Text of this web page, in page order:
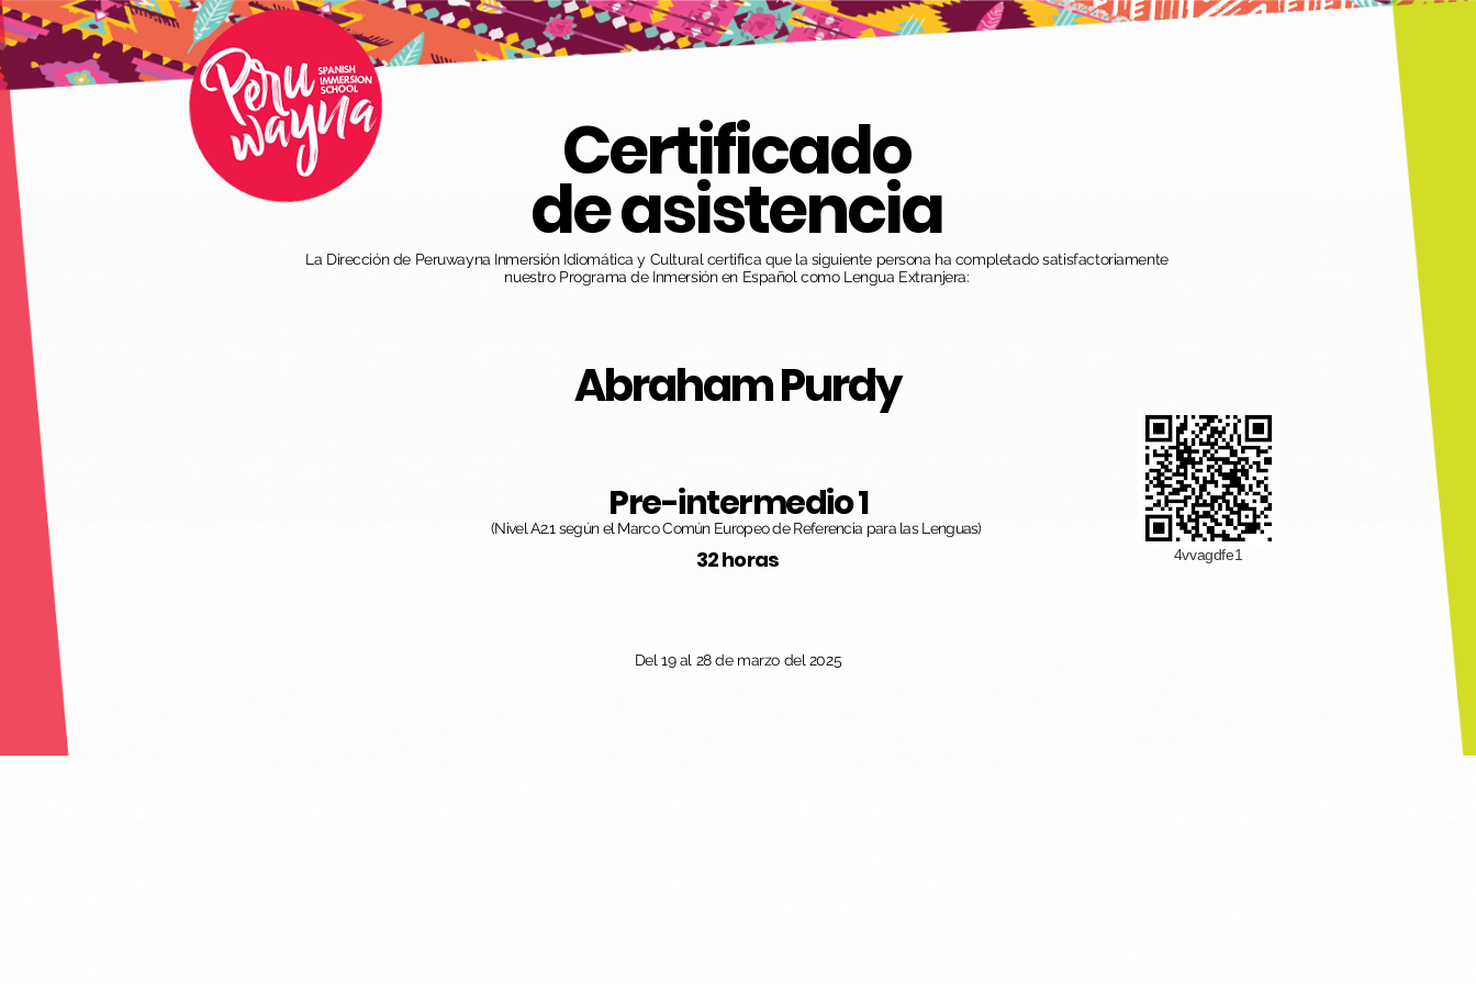
Certificado
de asistencia
La Dirección de Peruwayna Inmersión Idiomática y Cultural certifica que la siguiente persona ha completado satisfactoriamente
nuestro Programa de Inmersión en Español como Lengua Extranjera:
Abraham Purdy
Pre-intermedio 1
(Nivel A2.1 según el Marco Común Europeo de Referencia para las Lenguas)
32 horas 4vvagdfe1
Del 19 al 28 de marzo del 2025